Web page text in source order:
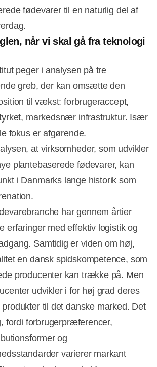
fødevarer til en naturlig del af
når vi skal gå fra teknologi
peger i analysen på tre
greb, der kan omsætte den
til vækst: forbrugeraccept,
markedsnær infrastruktur. Især
fokus er afgørende.
at virksomheder, som udvikler
plantebaserede fødevarer, kan
i Danmarks lange historik som
har gennem årtier
erfaringer med effektiv logistik og
Samtidig er viden om høj,
en dansk spidskompetence, som
producenter kan trække på. Men
udvikler i for høj grad deres
til det danske marked. Det
fordi forbrugerpræferencer,
og
varierer markant